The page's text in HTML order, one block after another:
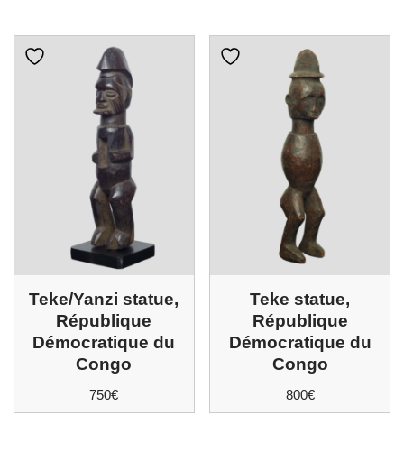
Teke/Yanzi statue,
République
Démocratique du
Congo
750€
Teke statue,
République
Démocratique du
Congo
800€